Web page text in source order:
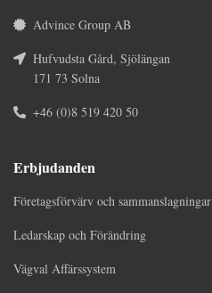
Advince Group AB
Hufvudsta Gård, Sjölängan
171 73 Solna
+46 (0)8 519 420 50
Erbjudanden
Företagsförvärv och sammanslagningar
Ledarskap och Förändring
Vägval Affärssystem